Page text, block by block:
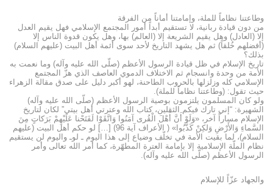
وطاعتنا نظاماً للملة، وإمامتنا أماناً من الفرقة
من دون قيادة ربانية، لا تستقيم أبداً أمور المجتمع الإسلامي فهل يقيم العدل
إلا (العادل) وهل يقيم الشريعة إلا (العالم) بها، وهل يكون قدوة الناس إلا
(أفضلهم خُلقاً) ثم هل يشهد التاريخ لأحد سوى أئمة أهل البيت (عليهم السلام)
بذلك؟
تاريخ الإسلام في ظل قيادة الرسول الأعظم (صلّى الله عليه وآله) وما نعمت به
الأمة من وحدة وانسجام ثم الاختلاف الدموي العاصف الذي هزّ المجتمع
الإسلامي كله وزلزلها بالحروب الطاحنة، لهو أكبر دليل على صدق مقالة الزهراء
حيث تقول: (وطاعتنا نظاماً للملة).
ولو كان المسلمون يلتزمون بوصية الرسول الأعظم (صلّى الله عليه وآله)
الشهيرة: “إني تارك فيكم الثقلين، كتاب الله وعترتي أهل بيتي” لكان لتاريخ
الإسلام مساراً آخر، «وَلَوْ أَنَّ أَهْلَ الْقُرى آمَنُوا وَاتَّقَوْا لَفَتَحْنا عَلَيْهِمْ بَرَكاتٍ مِنَ
السَّماءِ وَالأَرْضِ وَلكِنْ كَذَّبُوا» ( الأعراف آية 96) […] لو حكم أهل البيت (عليهم
السلام)، لما بقيت الأمة في تخلّف وضياع إلى هذا اليوم ـ لوـ واليوم لن يستقيم
نظام الملّة الإسلامية إلا بإمامة العترة المطهّرة، كما أمر الله تعالى وأمر
الرسول الأعظم (صلّى الله عليه وآله).
والجهاد عزّاً للإسلام